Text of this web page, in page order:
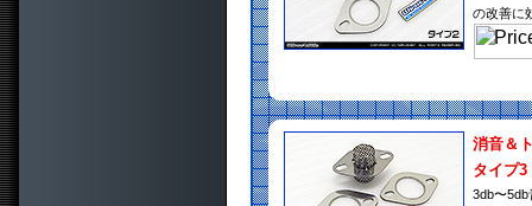
の改善に
消音＆
タイプ3
3db〜